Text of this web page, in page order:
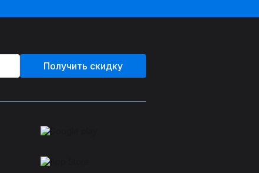
Получить скидку